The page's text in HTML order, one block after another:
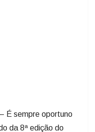
– É sempre oportuno
da 8ª edição do